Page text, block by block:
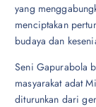
yang
menciptakan
budaya dan
Seni Gapurabola
masyarakat adat
diturunkan dari